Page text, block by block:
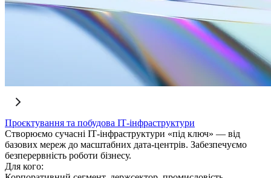
Проєктування та побудова ІТ-інфраструктури
Створюємо сучасні ІТ-інфраструктури «під ключ» — від
базових мереж до масштабних дата-центрів. Забезпечуємо
безперервність роботи бізнесу.
Для кого: